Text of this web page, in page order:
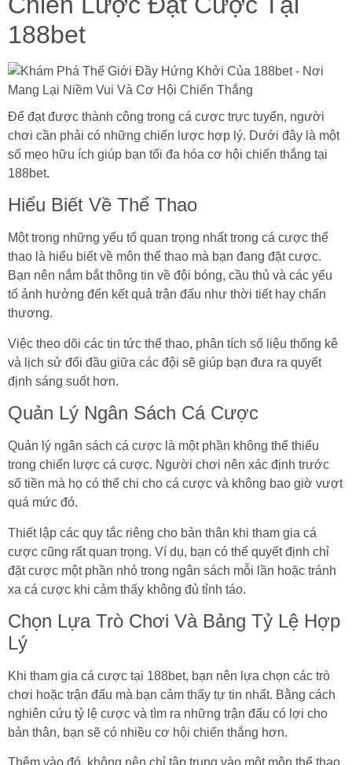
188bet
Để đạt được thành công trong cá cược trực tuyến, người
chơi cần phải có những chiến lược hợp lý. Dưới đây là một
số mẹo hữu ích giúp bạn tối đa hóa cơ hội chiến thắng tại
188bet.
Hiểu Biết Về Thể Thao
Một trong những yếu tố quan trọng nhất trong cá cược thể
thao là hiểu biết về môn thể thao mà bạn đang đặt cược.
Bạn nên nắm bắt thông tin về đội bóng, cầu thủ và các yếu
tố ảnh hưởng đến kết quả trận đấu như thời tiết hay chấn
thương.
Việc theo dõi các tin tức thể thao, phân tích số liệu thống kê
và lịch sử đối đầu giữa các đội sẽ giúp bạn đưa ra quyết
định sáng suốt hơn.
Quản Lý Ngân Sách Cá Cược
Quản lý ngân sách cá cược là một phần không thể thiếu
trong chiến lược cá cược. Người chơi nên xác định trước
số tiền mà họ có thể chi cho cá cược và không bao giờ vượt
quá mức đó.
Thiết lập các quy tắc riêng cho bản thân khi tham gia cá
cược cũng rất quan trọng. Ví dụ, bạn có thể quyết định chỉ
đặt cược một phần nhỏ trong ngân sách mỗi lần hoặc tránh
xa cá cược khi cảm thấy không đủ tỉnh táo.
Chọn Lựa Trò Chơi Và Bảng Tỷ Lệ Hợp
Lý
Khi tham gia cá cược tại 188bet, bạn nên lựa chọn các trò
chơi hoặc trận đấu mà bạn cảm thấy tự tin nhất. Bằng cách
nghiên cứu tỷ lệ cược và tìm ra những trận đấu có lợi cho
bản thân, bạn sẽ có nhiều cơ hội chiến thắng hơn.